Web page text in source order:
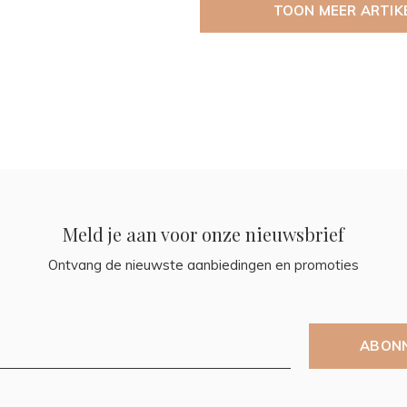
TOON MEER
Meld je aan voor onze nieuwsbrief
Ontvang de nieuwste aanbiedingen en promoties